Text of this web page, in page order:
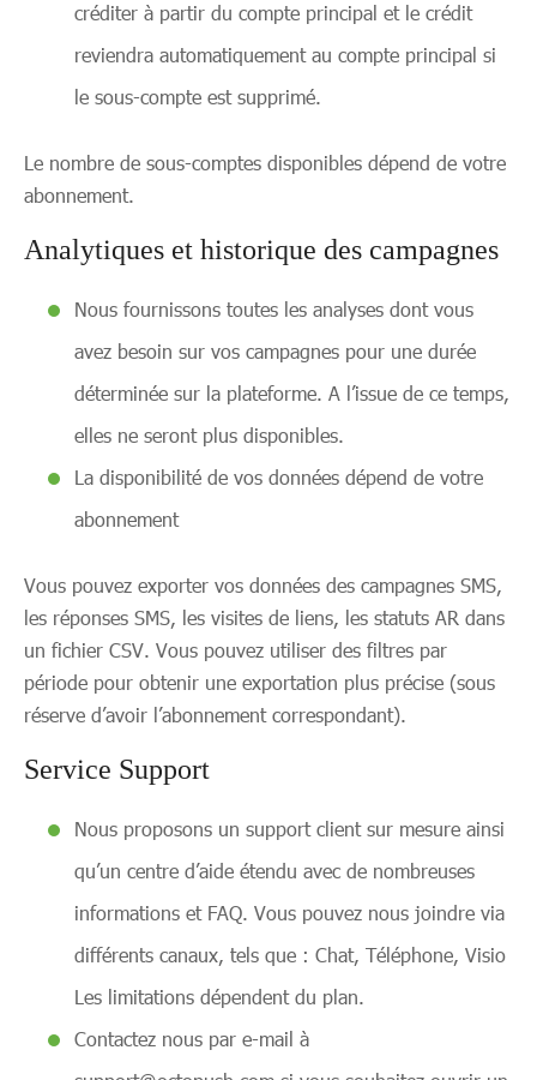
créditer à partir du compte principal et le crédit
reviendra automatiquement au compte principal si
le sous-compte est supprimé.
Le nombre de sous-comptes disponibles dépend de votre
abonnement.
Analytiques et historique des campagnes
Nous fournissons toutes les analyses dont vous
avez besoin sur vos campagnes pour une durée
déterminée sur la plateforme. A l’issue de ce temps,
elles ne seront plus disponibles.
La disponibilité de vos données dépend de votre
abonnement
Vous pouvez exporter vos données des campagnes SMS,
les réponses SMS, les visites de liens, les statuts AR dans
un fichier CSV. Vous pouvez utiliser des filtres par
période pour obtenir une exportation plus précise (sous
réserve d’avoir l’abonnement correspondant).
Service Support
Nous proposons un support client sur mesure ainsi
qu’un centre d’aide étendu avec de nombreuses
informations et FAQ. Vous pouvez nous joindre via
différents canaux, tels que : Chat, Téléphone, Visio
Les limitations dépendent du plan.
Contactez nous par e-mail à